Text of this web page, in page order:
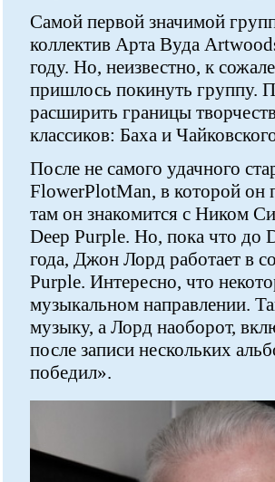
Самой первой значимой
коллектив Арта Вуда
году. Но, неизвестно, к
пришлось покинуть группу.
расширить границы
классиков: Баха и
После не самого удачного
FlowerPlotMan, в которой он
там он знакомится с Ником
Deep Purple. Но, пока что до
года, Джон Лорд работает в
Purple. Интересно, что
музыкальном направлении.
музыку, а Лорд наоборот,
после записи нескольких
победил».